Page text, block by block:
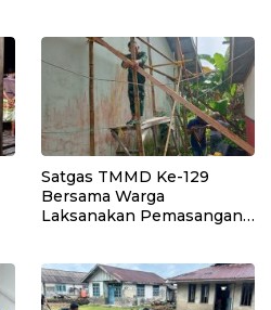
Satgas TMMD Ke-129
Bersama Warga
Laksanakan Pemasangan